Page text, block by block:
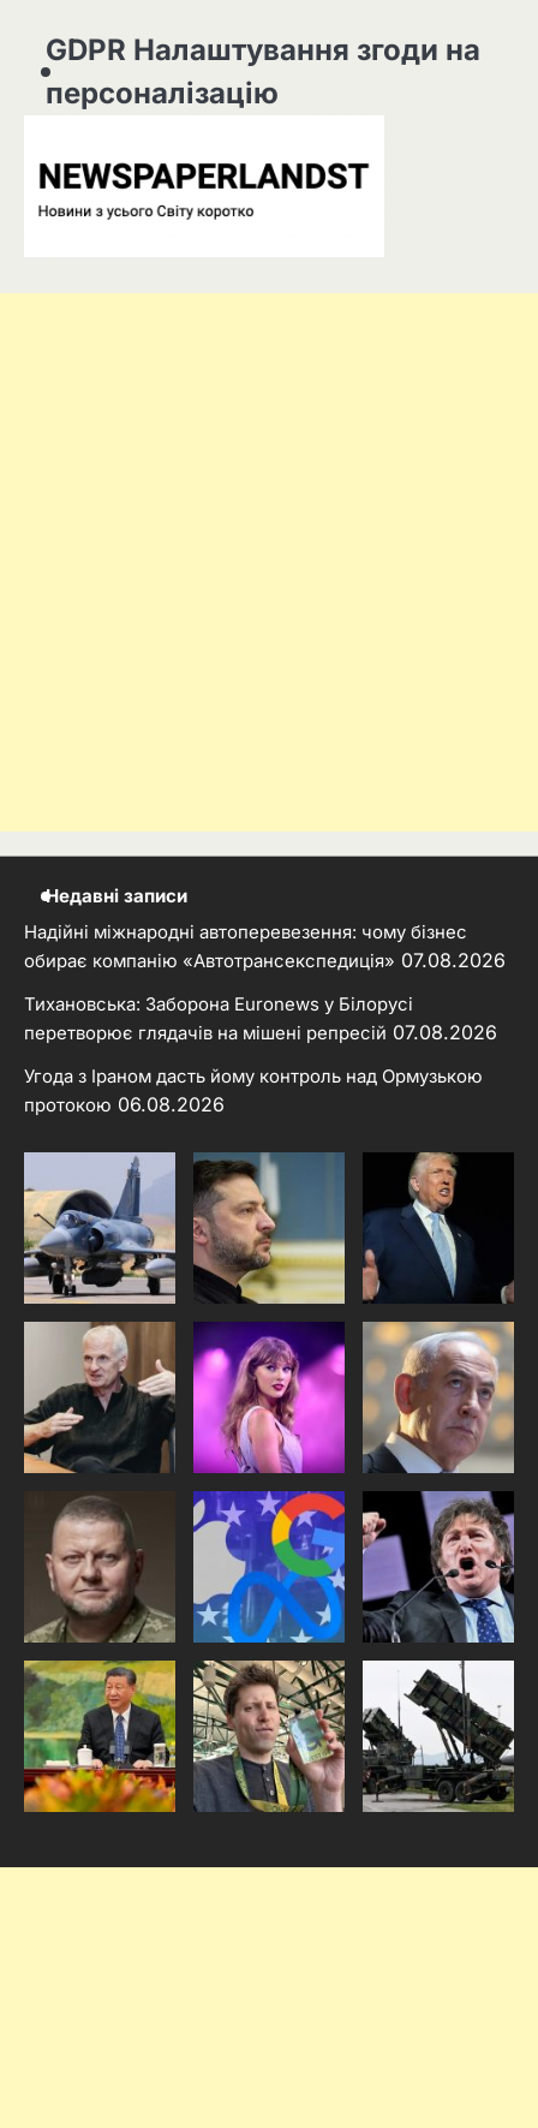
GDPR Налаштування згоди на
персоналізацію
Недавні записи
Надійні міжнародні автоперевезення: чому бізнес
обирає компанію «Автотрансекспедиція» 07.08.2026
Тихановська: Заборона Euronews у Білорусі
перетворює глядачів на мішені репресій 07.08.2026
Угода з Іраном дасть йому контроль над Ормузькою
протокою 06.08.2026